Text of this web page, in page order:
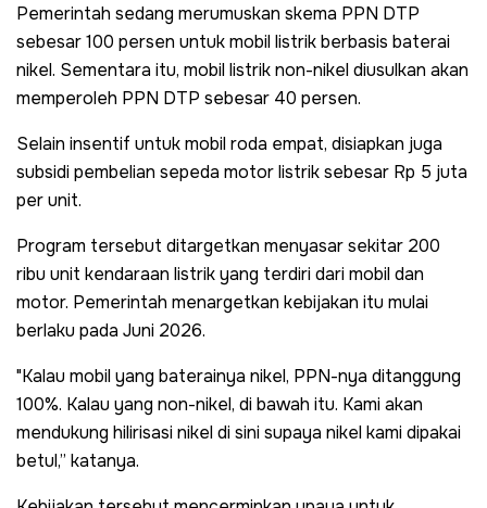
Pemerintah sedang merumuskan skema PPN DTP
sebesar 100 persen untuk mobil listrik berbasis baterai
nikel. Sementara itu, mobil listrik non-nikel diusulkan akan
memperoleh PPN DTP sebesar 40 persen.
Selain insentif untuk mobil roda empat, disiapkan juga
subsidi pembelian sepeda motor listrik sebesar Rp 5 juta
per unit.
Program tersebut ditargetkan menyasar sekitar 200
ribu unit kendaraan listrik yang terdiri dari mobil dan
motor. Pemerintah menargetkan kebijakan itu mulai
berlaku pada Juni 2026.
"Kalau mobil yang baterainya nikel, PPN-nya ditanggung
100%. Kalau yang non-nikel, di bawah itu. Kami akan
mendukung hilirisasi nikel di sini supaya nikel kami dipakai
betul,” katanya.